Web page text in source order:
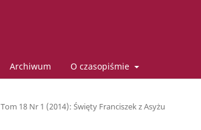
Archiwum O czasopiśmie
Tom 18 Nr 1 (2014): Święty Franciszek z Asyżu